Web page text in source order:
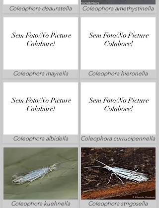
Coleophora deauratella
Coleophora mayrella
Coleophora albidella
Coleophora kuehnella
Coleophora amethystinella
Coleophora hieronella
Coleophora currucipennella
Coleophora strigosella